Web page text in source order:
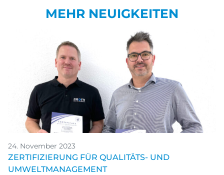
MEHR NEUIGKEITEN
24. November 2023
ZERTIFIZIERUNG FÜR QUALITÄTS- UND
UMWELTMANAGEMENT